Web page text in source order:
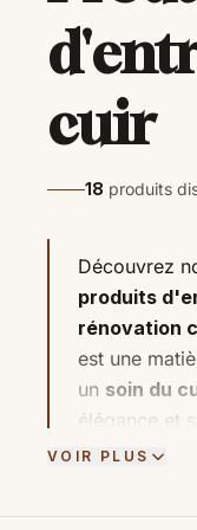
cuir
18 produits
Découvrez
produits
rénovation
est une
un soin du
élégance et
à vos
nourrir
VOIR PLUS